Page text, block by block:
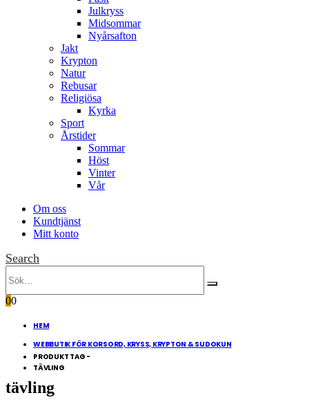
Julkryss
Midsommar
Nyårsafton
Jakt
Krypton
Natur
Rebusar
Religiösa
Kyrka
Sport
Årstider
Sommar
Höst
Vinter
Vår
Om oss
Kundtjänst
Mitt konto
Search
00
HEM
WEBBUTIK FÖR KORSORD, KRYSS, KRYPTON & SUDOKUN
PRODUKT TAG -
TÄVLING
tävling